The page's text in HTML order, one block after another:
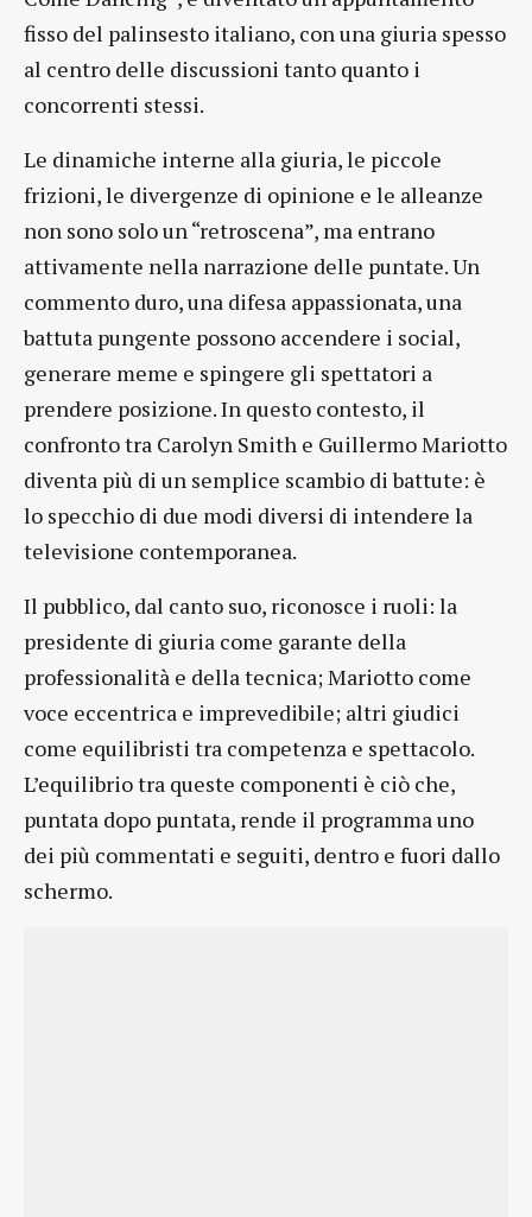
fisso del palinsesto italiano, con una giuria spesso
al centro delle discussioni tanto quanto i
concorrenti stessi.
Le dinamiche interne alla giuria, le piccole
frizioni, le divergenze di opinione e le alleanze
non sono solo un “retroscena”, ma entrano
attivamente nella narrazione delle puntate. Un
commento duro, una difesa appassionata, una
battuta pungente possono accendere i social,
generare meme e spingere gli spettatori a
prendere posizione. In questo contesto, il
confronto tra Carolyn Smith e Guillermo Mariotto
diventa più di un semplice scambio di battute: è
lo specchio di due modi diversi di intendere la
televisione contemporanea.
Il pubblico, dal canto suo, riconosce i ruoli: la
presidente di giuria come garante della
professionalità e della tecnica; Mariotto come
voce eccentrica e imprevedibile; altri giudici
come equilibristi tra competenza e spettacolo.
L’equilibrio tra queste componenti è ciò che,
puntata dopo puntata, rende il programma uno
dei più commentati e seguiti, dentro e fuori dallo
schermo.